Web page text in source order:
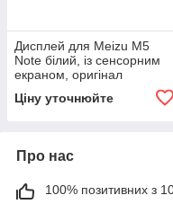
Дисплей для Meizu M5
Note білий, із сенсорним
екраном, оригінал
Ціну уточнюйте
Про нас
100% позитивних з 10